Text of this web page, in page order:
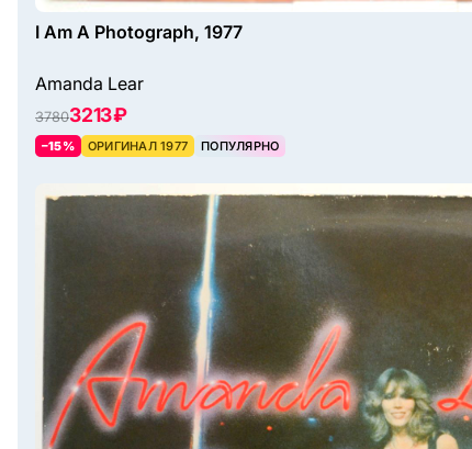
I Am A Photograph, 1977
Amanda Lear
37803213 ₽
–15% ОРИГИНАЛ 1977 ПОПУЛЯРНО